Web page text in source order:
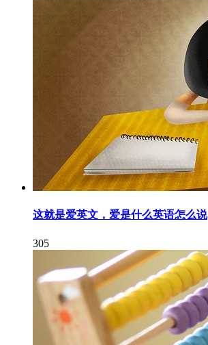
这就是爱英文，爱是什么英语怎么说
305